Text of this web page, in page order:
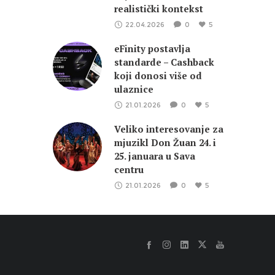
realistički kontekst
22.04.2026 0 5
eFinity postavlja
standarde – Cashback
koji donosi više od
ulaznice
21.01.2026 0 5
Veliko interesovanje za
mjuzikl Don Žuan 24. i
25. januara u Sava
centru
21.01.2026 0 5